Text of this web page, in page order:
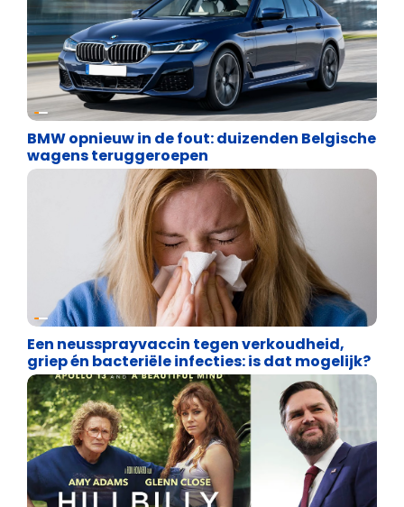
Uncategorized
BMW opnieuw in de fout: duizenden Belgische
wagens teruggeroepen
Uncategorized
Een neussprayvaccin tegen verkoudheid,
griep én bacteriële infecties: is dat mogelijk?